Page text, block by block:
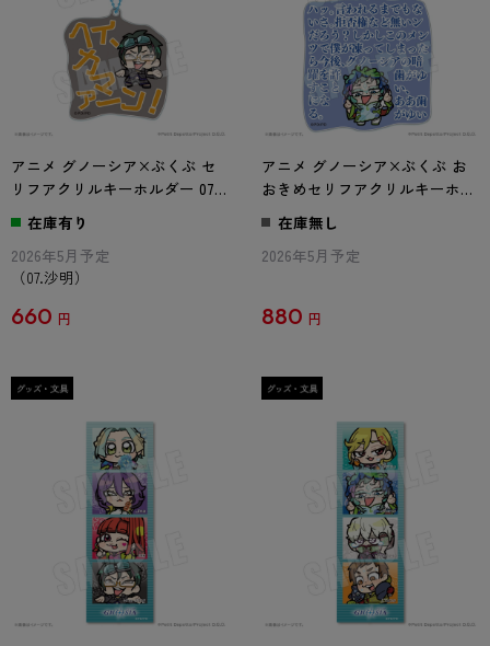
アニメ グノーシア×ぶくぶ セ
リフアクリルキーホルダー 07.
沙明
在庫有り
2026年5月予定
（07.沙明）
660 円
アニメ グノーシア×ぶくぶ お
おきめセリフアクリルキーホル
ダー ラキオ
在庫無し
2026年5月予定
880 円